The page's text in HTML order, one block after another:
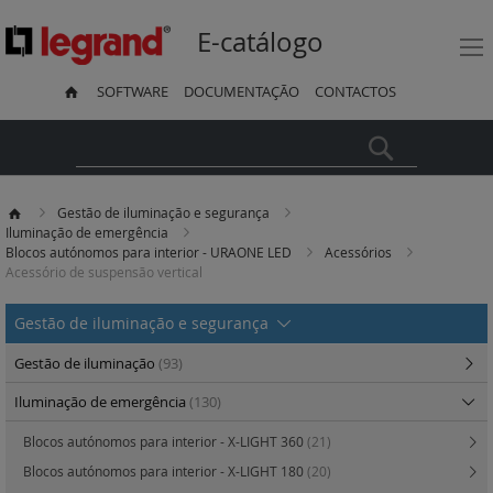
E-catálogo
SOFTWARE DOCUMENTAÇÃO CONTACTOS
Gestão de iluminação e segurança
Iluminação de emergência
Blocos autónomos para interior - URAONE LED
Acessórios
Acessório de suspensão vertical
Gestão de iluminação e segurança
Gestão de iluminação (93)
Iluminação de emergência (130)
Blocos autónomos para interior - X-LIGHT 360 (21)
Blocos autónomos para interior - X-LIGHT 180 (20)